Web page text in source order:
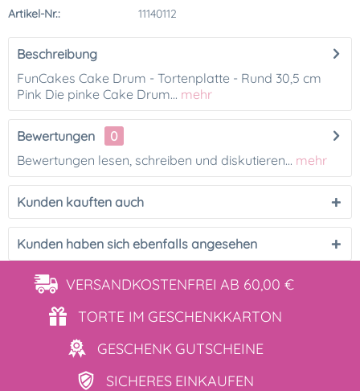
Artikel-Nr.: 11140112
Beschreibung
FunCakes Cake Drum - Tortenplatte - Rund 30,5 cm
Pink Die pinke Cake Drum... mehr
Bewertungen
0
Bewertungen lesen, schreiben und diskutieren... mehr
Kunden kauften auch
Kunden haben sich ebenfalls angesehen
VERSANDKOSTENFREI AB 60,00 €
TORTE IM GESCHENKKARTON
GESCHENK GUTSCHEINE
SICHERES EINKAUFEN